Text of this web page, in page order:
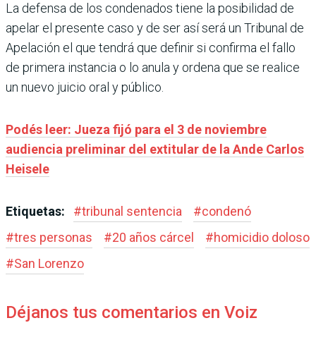
La defensa de los condenados tiene la posibilidad de
apelar el presente caso y de ser así será un Tribunal de
Apelación el que tendrá que definir si confirma el fallo
de primera instancia o lo anula y ordena que se realice
un nuevo juicio oral y público.
Podés leer: Jueza fijó para el 3 de noviembre
audiencia preliminar del extitular de la Ande Carlos
Heisele
Etiquetas: #tribunal sentencia #condenó
#tres personas #20 años cárcel #homicidio doloso
#San Lorenzo
Déjanos tus comentarios en Voiz